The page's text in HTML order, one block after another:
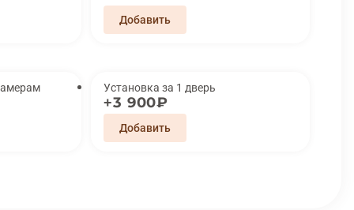
Установка за 1 дверь
3 900₽